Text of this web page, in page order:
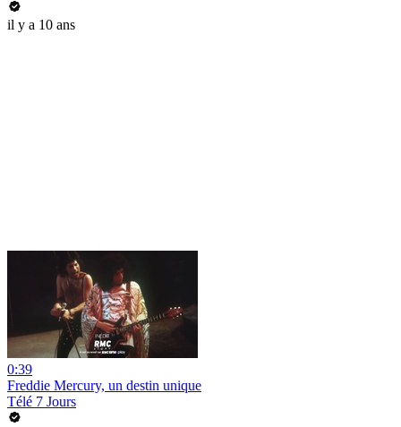
il y a 10 ans
0:39
Freddie Mercury, un destin unique
Télé 7 Jours